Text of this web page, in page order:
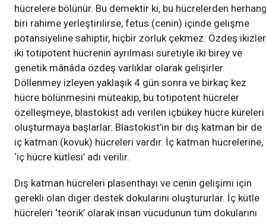
hücrelere bölünür. Bu demektir ki, bu hücrelerden
biri rahime yerleştirilirse, fetus (cenin) içinde gelişme
potansiyeline sahiptir, hiçbir zorluk çekmez. Özdeş
iki totipotent hücrenin ayrılması suretiyle iki birey ve
genetik mânâda özdeş varlıklar olarak gelişirler.
Döllenmey izleyen yaklaşık 4 gün sonra ve birkaç kez
hücre bölünmesini müteakip, bu totipotent hücreler
özelleşmeye, blastokist adı verilen içbükey hücre küreleri
oluşturmaya başlarlar. Blastokist’in bir dış katman bir de
iç katman (kovuk) hücreleri vardır. İç katman hücrelerine,
‘iç hücre kütlesi’ adı verilir.
Dış katman hücreleri plasenthayı ve cenin gelişimi için
gerekli olan diger destek dokularını oluştururlar. İç kütle
hücreleri ‘teorik’ olarak insan vücudunun tüm dokularını